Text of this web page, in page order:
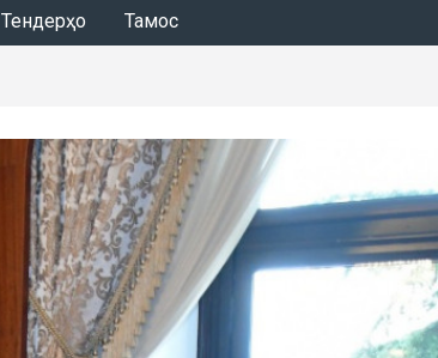
Тендерҳо Тамос